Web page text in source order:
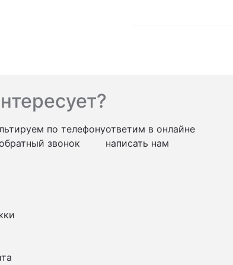
по телефону
звонок
ответим в онлайне
написать нам